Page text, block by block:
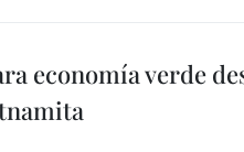
economía verde